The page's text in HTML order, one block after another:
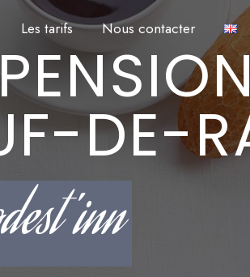
Les tarifs Nous contacter
DE-